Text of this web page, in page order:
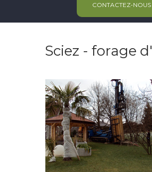
CONTACTEZ-NOUS
Sciez - forage